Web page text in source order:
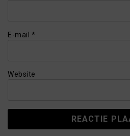
E-mail *
Website